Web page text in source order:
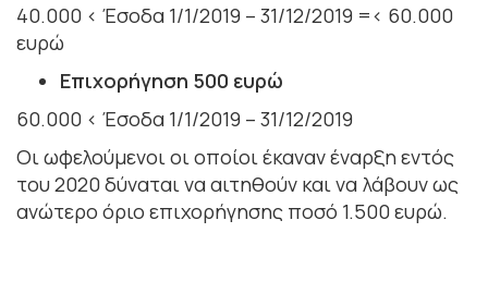
40.000 < Έσοδα 1/1/2019 – 31/12/2019 =< 60.000
ευρώ
Επιχορήγηση 500 ευρώ
60.000 < Έσοδα 1/1/2019 – 31/12/2019
Οι ωφελούμενοι οι οποίοι έκαναν έναρξη εντός
του 2020 δύναται να αιτηθούν και να λάβουν ως
ανώτερο όριο επιχορήγησης ποσό 1.500 ευρώ.